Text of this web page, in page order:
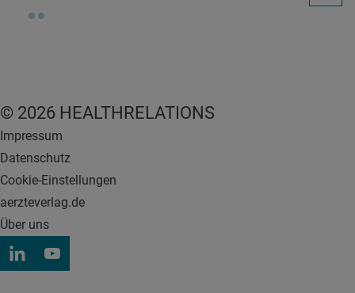
© 2026 HEALTHRELATIONS
Impressum
Datenschutz
Cookie-Einstellungen
aerzteverlag.de
Über uns